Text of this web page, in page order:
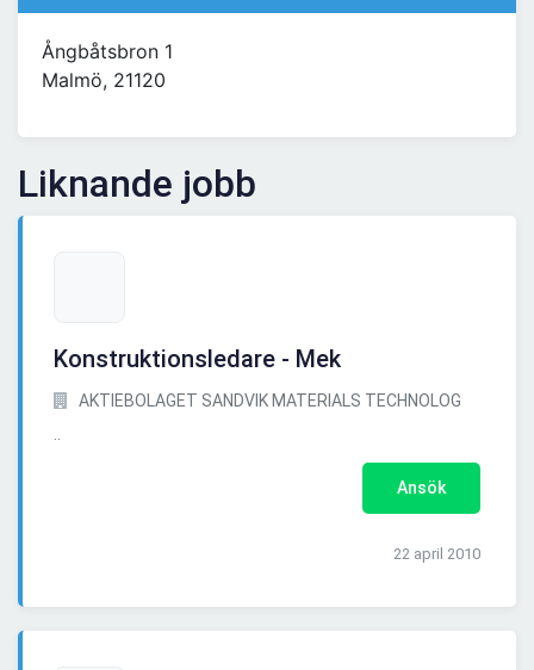
Ångbåtsbron 1
Malmö, 21120
Liknande jobb
Konstruktionsledare - Mek
AKTIEBOLAGET SANDVIK MATERIALS TECHNOLOG
..
Ansök
22 april 2010